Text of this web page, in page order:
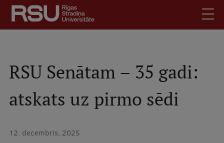
Pārlekt
galveno
saturu
Mobile
augšējā
Studentiem
Darbiniekiem
RSU Senātam – 35 gadi:
atskats uz pirmo sēdi
12. decembris, 2025